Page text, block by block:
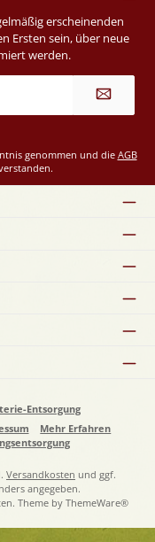
erscheinenden
Ersten sein, über neue
werden.
genommen und die AGB
Entsorgung
Mehr Erfahren
Versandkosten und ggf.
angegeben.
Theme by ThemeWare®